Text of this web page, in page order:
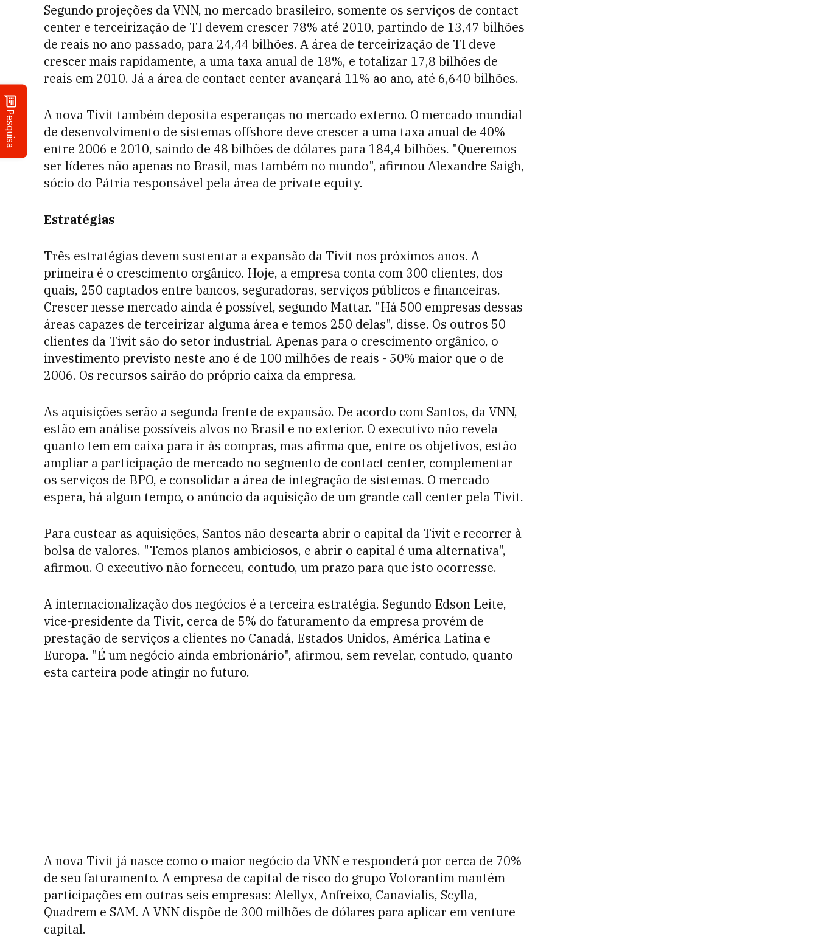
Pesquisa
Segundo projeções da VNN, no mercado brasileiro, somente os serviços de contact
center e terceirização de TI devem crescer 78% até 2010, partindo de 13,47 bilhões
de reais no ano passado, para 24,44 bilhões. A área de terceirização de TI deve
crescer mais rapidamente, a uma taxa anual de 18%, e totalizar 17,8 bilhões de
reais em 2010. Já a área de contact center avançará 11% ao ano, até 6,640 bilhões.
A nova Tivit também deposita esperanças no mercado externo. O mercado mundial
de desenvolvimento de sistemas offshore deve crescer a uma taxa anual de 40%
entre 2006 e 2010, saindo de 48 bilhões de dólares para 184,4 bilhões. "Queremos
ser líderes não apenas no Brasil, mas também no mundo", afirmou Alexandre Saigh,
sócio do Pátria responsável pela área de private equity.
Estratégias
Três estratégias devem sustentar a expansão da Tivit nos próximos anos. A
primeira é o crescimento orgânico. Hoje, a empresa conta com 300 clientes, dos
quais, 250 captados entre bancos, seguradoras, serviços públicos e financeiras.
Crescer nesse mercado ainda é possível, segundo Mattar. "Há 500 empresas dessas
áreas capazes de terceirizar alguma área e temos 250 delas", disse. Os outros 50
clientes da Tivit são do setor industrial. Apenas para o crescimento orgânico, o
investimento previsto neste ano é de 100 milhões de reais - 50% maior que o de
2006. Os recursos sairão do próprio caixa da empresa.
As aquisições serão a segunda frente de expansão. De acordo com Santos, da VNN,
estão em análise possíveis alvos no Brasil e no exterior. O executivo não revela
quanto tem em caixa para ir às compras, mas afirma que, entre os objetivos, estão
ampliar a participação de mercado no segmento de contact center, complementar
os serviços de BPO, e consolidar a área de integração de sistemas. O mercado
espera, há algum tempo, o anúncio da aquisição de um grande call center pela Tivit.
Para custear as aquisições, Santos não descarta abrir o capital da Tivit e recorrer à
bolsa de valores. "Temos planos ambiciosos, e abrir o capital é uma alternativa",
afirmou. O executivo não forneceu, contudo, um prazo para que isto ocorresse.
A internacionalização dos negócios é a terceira estratégia. Segundo Edson Leite,
vice-presidente da Tivit, cerca de 5% do faturamento da empresa provém de
prestação de serviços a clientes no Canadá, Estados Unidos, América Latina e
Europa. "É um negócio ainda embrionário", afirmou, sem revelar, contudo, quanto
esta carteira pode atingir no futuro.
A nova Tivit já nasce como o maior negócio da VNN e responderá por cerca de 70%
de seu faturamento. A empresa de capital de risco do grupo Votorantim mantém
participações em outras seis empresas: Alellyx, Anfreixo, Canavialis, Scylla,
Quadrem e SAM. A VNN dispõe de 300 milhões de dólares para aplicar em venture
capital.